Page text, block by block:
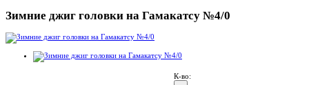
Зимние джиг головки на Гамакатсу №4/0
К-во: